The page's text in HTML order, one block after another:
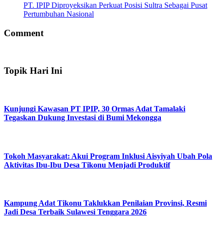
PT. IPIP Diproyeksikan Perkuat Posisi Sultra Sebagai Pusat
Pertumbuhan Nasional
Comment
Topik Hari Ini
Kunjungi Kawasan PT IPIP, 30 Ormas Adat Tamalaki
Tegaskan Dukung Investasi di Bumi Mekongga
Tokoh Masyarakat: Akui Program Inklusi Aisyiyah Ubah Pola
Aktivitas Ibu-Ibu Desa Tikonu Menjadi Produktif
Kampung Adat Tikonu Taklukkan Penilaian Provinsi, Resmi
Jadi Desa Terbaik Sulawesi Tenggara 2026